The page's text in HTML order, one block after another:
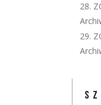
28.
29.